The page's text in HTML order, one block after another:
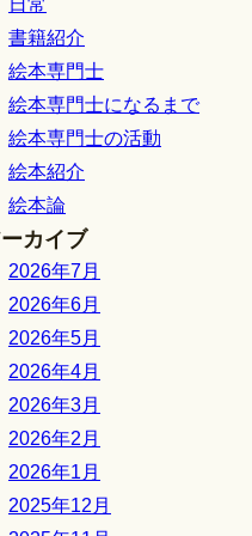
書籍紹介
絵本専門士
絵本専門士になるまで
絵本専門士の活動
絵本紹介
絵本論
カイブ
2026年7月
2026年6月
2026年5月
2026年4月
2026年3月
2026年2月
2026年1月
2025年12月